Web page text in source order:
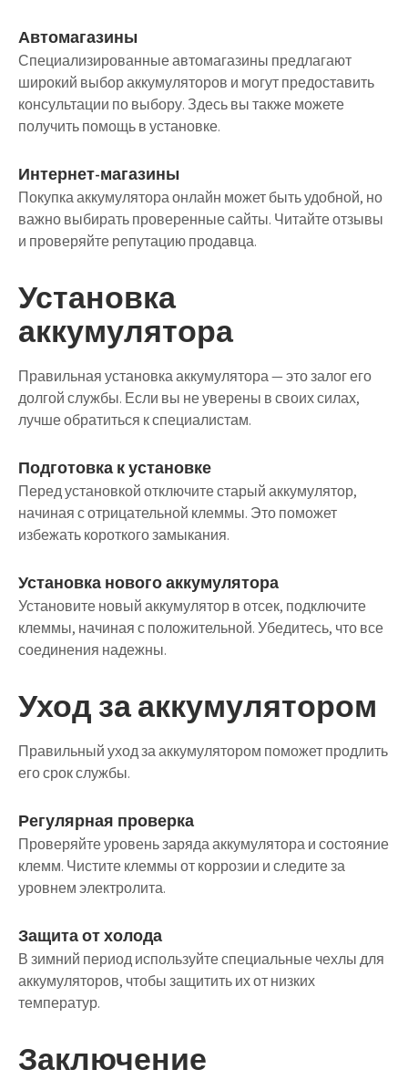
Автомагазины
Специализированные автомагазины предлагают
широкий выбор аккумуляторов и могут предоставить
консультации по выбору. Здесь вы также можете
получить помощь в установке.
Интернет-магазины
Покупка аккумулятора онлайн может быть удобной, но
важно выбирать проверенные сайты. Читайте отзывы
и проверяйте репутацию продавца.
Установка
аккумулятора
Правильная установка аккумулятора — это залог его
долгой службы. Если вы не уверены в своих силах,
лучше обратиться к специалистам.
Подготовка к установке
Перед установкой отключите старый аккумулятор,
начиная с отрицательной клеммы. Это поможет
избежать короткого замыкания.
Установка нового аккумулятора
Установите новый аккумулятор в отсек, подключите
клеммы, начиная с положительной. Убедитесь, что все
соединения надежны.
Уход за аккумулятором
Правильный уход за аккумулятором поможет продлить
его срок службы.
Регулярная проверка
Проверяйте уровень заряда аккумулятора и состояние
клемм. Чистите клеммы от коррозии и следите за
уровнем электролита.
Защита от холода
В зимний период используйте специальные чехлы для
аккумуляторов, чтобы защитить их от низких
температур.
Заключение